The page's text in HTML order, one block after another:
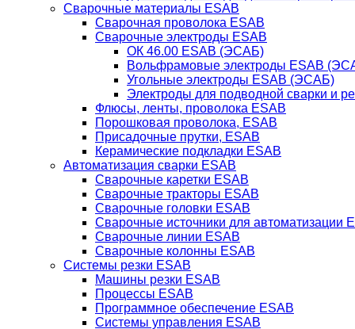
Сварочные материалы ESAB
Сварочная проволока ESAB
Сварочные электроды ESAB
ОК 46.00 ESAB (ЭСАБ)
Вольфрамовые электроды ESAB
Угольные электроды ESAB (ЭСАБ)
Электроды для подводной сварки и
Флюсы, ленты, проволока ESAB
Порошковая проволока, ESAB
Присадочные прутки, ESAB
Керамические подкладки ESAB
Автоматизация сварки ESAB
Сварочные каретки ESAB
Сварочные тракторы ESAB
Сварочные головки ESAB
Сварочные источники для автоматизации
Сварочные линии ESAB
Сварочные колонны ESAB
Системы резки ESAB
Машины резки ESAB
Процессы ESAB
Программное обеспечение ESAB
Системы управления ESAB